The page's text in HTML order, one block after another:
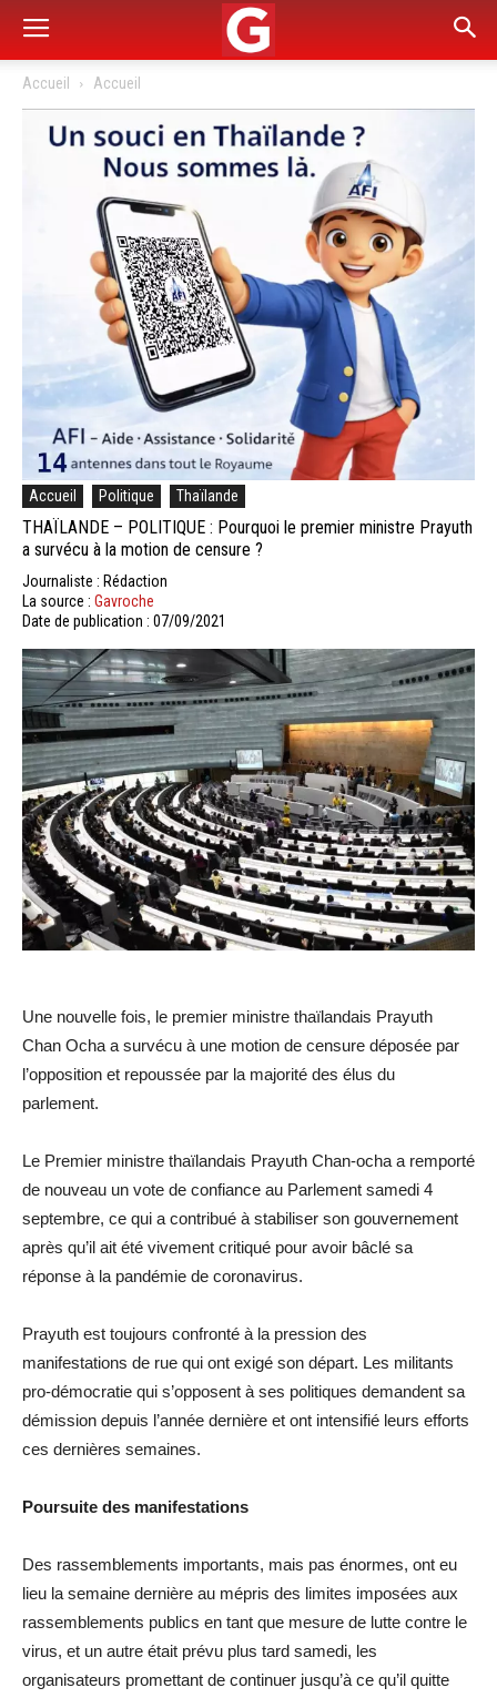
Accueil Accueil
Accueil Politique Thaïlande
THAÏLANDE – POLITIQUE : Pourquoi le premier ministre Prayuth
a survécu à la motion de censure ?
Journaliste : Rédaction
La source : Gavroche
Date de publication : 07/09/2021
Une nouvelle fois, le premier ministre thaïlandais Prayuth
Chan Ocha a survécu à une motion de censure déposée par
l’opposition et repoussée par la majorité des élus du
parlement.
Le Premier ministre thaïlandais Prayuth Chan-ocha a remporté
de nouveau un vote de confiance au Parlement samedi 4
septembre, ce qui a contribué à stabiliser son gouvernement
après qu’il ait été vivement critiqué pour avoir bâclé sa
réponse à la pandémie de coronavirus.
Prayuth est toujours confronté à la pression des
manifestations de rue qui ont exigé son départ. Les militants
pro-démocratie qui s’opposent à ses politiques demandent sa
démission depuis l’année dernière et ont intensifié leurs efforts
ces dernières semaines.
Poursuite des manifestations
Des rassemblements importants, mais pas énormes, ont eu
lieu la semaine dernière au mépris des limites imposées aux
rassemblements publics en tant que mesure de lutte contre le
virus, et un autre était prévu plus tard samedi, les
organisateurs promettant de continuer jusqu’à ce qu’il quitte